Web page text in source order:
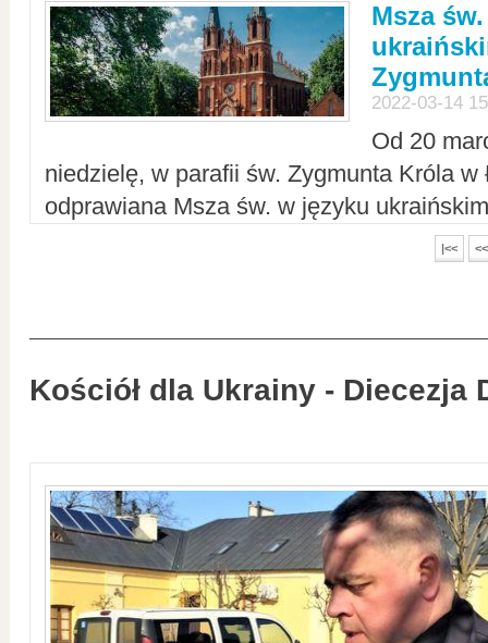
Msza
2022-03-14
Od 20
niedzielę, w parafii św. Zygmunta Króla w
odprawiana Msza św. w języku
|<< <<
Kościół dla Ukrainy - Diecezja